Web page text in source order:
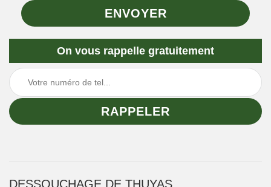
On vous rappelle gratuitement
DESSOUCHAGE DE THUYAS